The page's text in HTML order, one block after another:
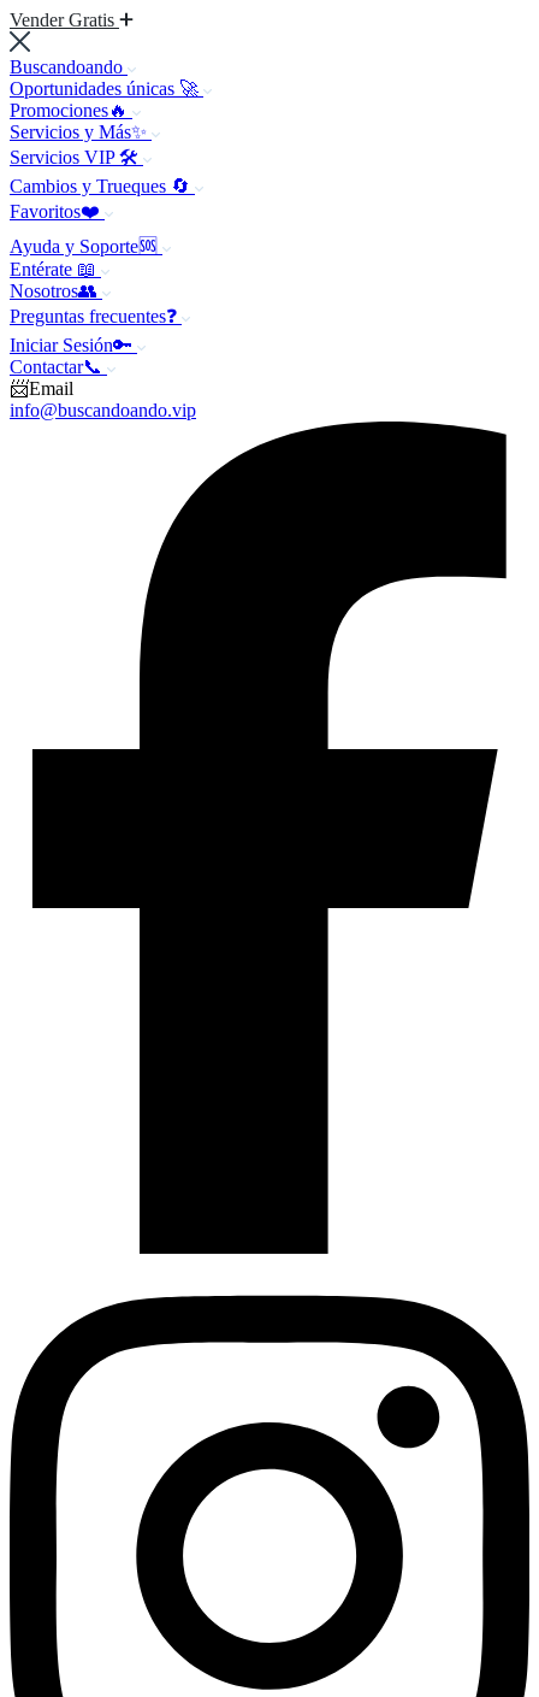
Vender Gratis
Buscandoando
Oportunidades únicas 🚀
Promociones🔥
Servicios y Más✨
Servicios VIP 🛠️
Cambios y Trueques 🔄
Favoritos❤️
Ayuda y Soporte🆘
Entérate 📖
Nosotros👥
Preguntas frecuentes❓
Iniciar Sesión🔑
Contactar📞
📨Email
info@buscandoando.vip